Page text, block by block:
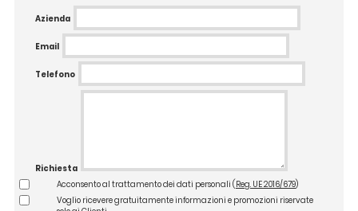
Azienda
Email
Telefono
Richiesta
Acconsento al trattamento dei dati personali ( Reg. UE 2016/679)
Voglio ricevere gratuitamente informazioni e promozioni riservate